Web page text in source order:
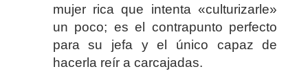
mujer rica que intenta «culturizarle»
un poco; es el contrapunto perfecto
para su jefa y el único capaz de
hacerla reír a carcajadas.